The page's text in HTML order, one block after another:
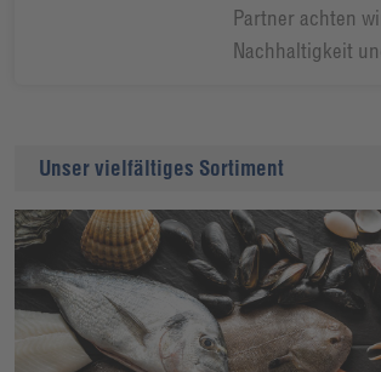
Partner achten
Nachhaltigkeit
Unser vielfältiges Sortiment